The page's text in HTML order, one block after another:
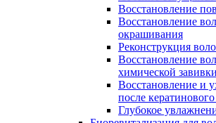
Восстановление
Восстановление
окрашивания
Реконструкция
Восстановление
химической завивки
Восстановление и
после
Глубокое